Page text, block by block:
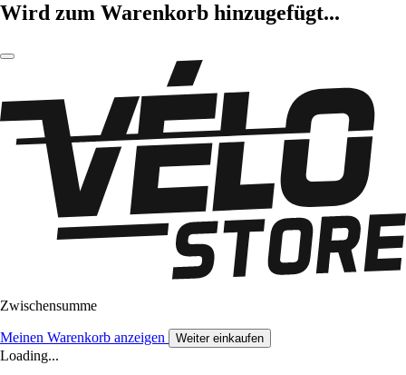
Wird zum Warenkorb hinzugefügt...
Zwischensumme
Meinen Warenkorb anzeigen Weiter einkaufen
Loading...